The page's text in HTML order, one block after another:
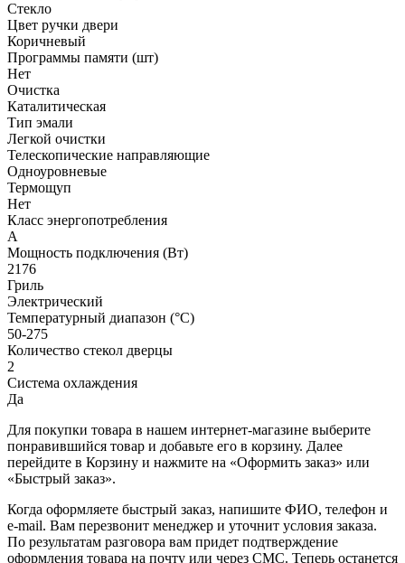
Стекло
Цвет ручки двери
Коричневый
Программы памяти (шт)
Нет
Очистка
Каталитическая
Тип эмали
Легкой очистки
Телескопические направляющие
Одноуровневые
Термощуп
Нет
Класс энергопотребления
A
Мощность подключения (Вт)
2176
Гриль
Электрический
Температурный диапазон (°C)
50-275
Количество стекол дверцы
2
Система охлаждения
Да
Для покупки товара в нашем интернет-магазине выберите
понравившийся товар и добавьте его в корзину. Далее
перейдите в Корзину и нажмите на «Оформить заказ» или
«Быстрый заказ».
Когда оформляете быстрый заказ, напишите ФИО, телефон и
e-mail. Вам перезвонит менеджер и уточнит условия заказа.
По результатам разговора вам придет подтверждение
оформления товара на почту или через СМС. Теперь останется